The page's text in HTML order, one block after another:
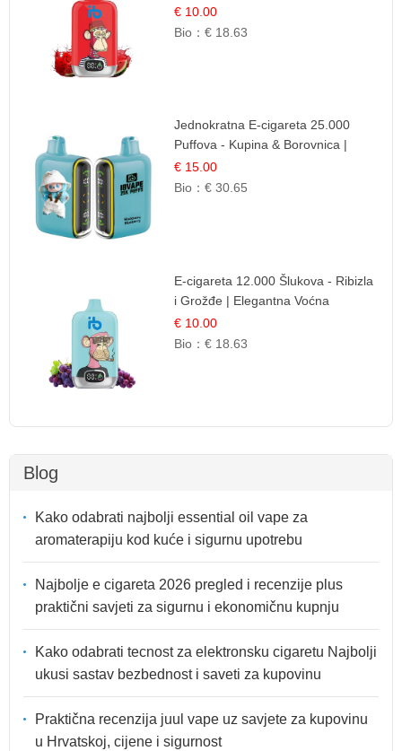
Ljetna Desertna Aroma
€ 10.00
Bio：€ 18.63
Jednokratna E-cigareta 25.000
Puffova - Kupina & Borovnica |
Šumska Voćna Mješavina
€ 15.00
Bio：€ 30.65
E-cigareta 12.000 Šlukova - Ribizla
i Grožđe | Elegantna Voćna
Kombinacija
€ 10.00
Bio：€ 18.63
Blog
Kako odabrati najbolji essential oil vape za
aromaterapiju kod kuće i sigurnu upotrebu
Najbolje e cigareta 2026 pregled i recenzije plus
praktični savjeti za sigurnu i ekonomičnu kupnju
Kako odabrati tecnost za elektronsku cigaretu Najbolji
ukusi sastav bezbednost i saveti za kupovinu
Praktična recenzija juul vape uz savjete za kupovinu
u Hrvatskoj, cijene i sigurnost